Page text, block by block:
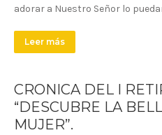
adorar a Nuestro Señor lo
Leer más
CRONICA DEL I
“DESCUBRE LA
MUJER”.